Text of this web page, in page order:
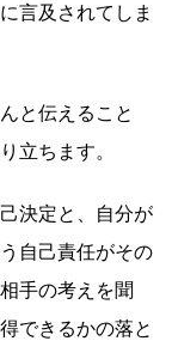
言及されてしま
と伝えること
立ちます。
決定と、自分が
自己責任がその
手の考えを聞
できるかの落と